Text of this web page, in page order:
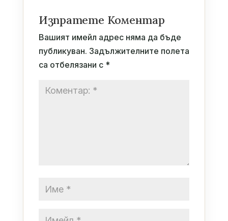
Изпратете Коментар
Вашият имейл адрес няма да бъде
публикуван. Задължителните полета
са отбелязани с *